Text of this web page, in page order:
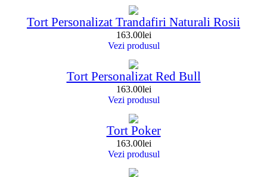
Tort Personalizat Trandafiri Naturali Rosii
163.00lei
Vezi produsul
Tort Personalizat Red Bull
163.00lei
Vezi produsul
Tort Poker
163.00lei
Vezi produsul